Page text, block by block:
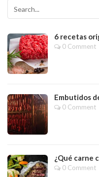
6 recetas
0 Comment
Embutidos
0 Comment
¿Qué carne
0 Comment